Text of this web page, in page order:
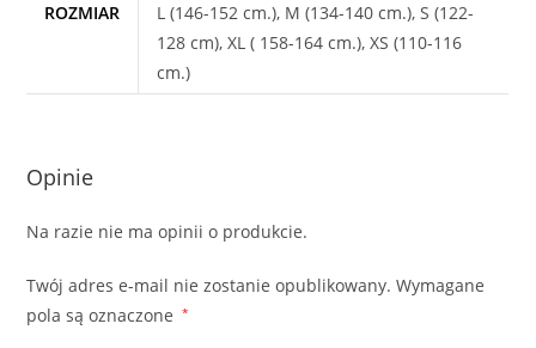
ROZMIAR
L (146-152 cm.), M (134-140 cm.), S (122-
128 cm), XL ( 158-164 cm.), XS (110-116
cm.)
Opinie
Na razie nie ma opinii o produkcie.
Twój adres e-mail nie zostanie opublikowany. Wymagane
pola są oznaczone
*